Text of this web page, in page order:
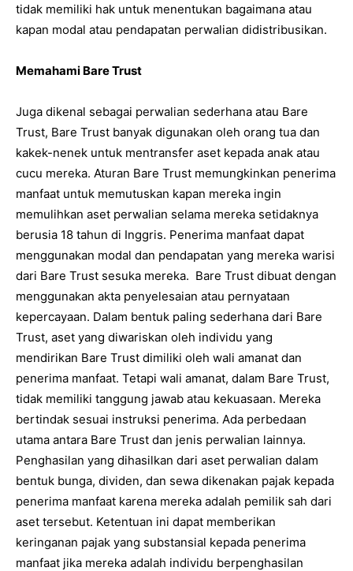
tidak memiliki hak untuk menentukan bagaimana atau
kapan modal atau pendapatan perwalian didistribusikan.
Memahami Bare Trust
Juga dikenal sebagai perwalian sederhana atau Bare
Trust, Bare Trust banyak digunakan oleh orang tua dan
kakek-nenek untuk mentransfer aset kepada anak atau
cucu mereka. Aturan Bare Trust memungkinkan penerima
manfaat untuk memutuskan kapan mereka ingin
memulihkan aset perwalian selama mereka setidaknya
berusia 18 tahun di Inggris. Penerima manfaat dapat
menggunakan modal dan pendapatan yang mereka warisi
dari Bare Trust sesuka mereka. Bare Trust dibuat dengan
menggunakan akta penyelesaian atau pernyataan
kepercayaan. Dalam bentuk paling sederhana dari Bare
Trust, aset yang diwariskan oleh individu yang
mendirikan Bare Trust dimiliki oleh wali amanat dan
penerima manfaat. Tetapi wali amanat, dalam Bare Trust,
tidak memiliki tanggung jawab atau kekuasaan. Mereka
bertindak sesuai instruksi penerima. Ada perbedaan
utama antara Bare Trust dan jenis perwalian lainnya.
Penghasilan yang dihasilkan dari aset perwalian dalam
bentuk bunga, dividen, dan sewa dikenakan pajak kepada
penerima manfaat karena mereka adalah pemilik sah dari
aset tersebut. Ketentuan ini dapat memberikan
keringanan pajak yang substansial kepada penerima
manfaat jika mereka adalah individu berpenghasilan